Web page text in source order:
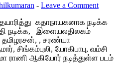
- Leave a Comment
கதாநாயகனாக நடிக்க
நடிக்க, இளையலதிலகம்
தமிழரசன், , சரண்யா
யோகிபாபு, வம்சி
ராணி ஆகியோர் நடித்துள்ள படம்